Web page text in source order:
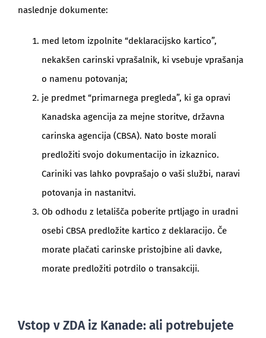
naslednje dokumente:
med letom izpolnite “deklaracijsko kartico”,
nekakšen carinski vprašalnik, ki vsebuje vprašanja
o namenu potovanja;
je predmet “primarnega pregleda”, ki ga opravi
Kanadska agencija za mejne storitve, državna
carinska agencija (CBSA). Nato boste morali
predložiti svojo dokumentacijo in izkaznico.
Cariniki vas lahko povprašajo o vaši službi, naravi
potovanja in nastanitvi.
Ob odhodu z letališča poberite prtljago in uradni
osebi CBSA predložite kartico z deklaracijo. Če
morate plačati carinske pristojbine ali davke,
morate predložiti potrdilo o transakciji.
Vstop v ZDA iz Kanade: ali potrebujete